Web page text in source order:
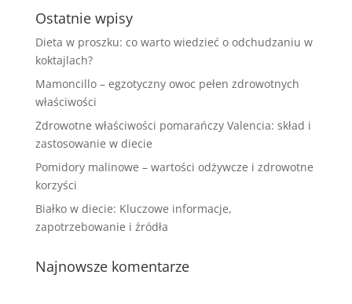
Ostatnie wpisy
Dieta w proszku: co warto wiedzieć o odchudzaniu w
koktajlach?
Mamoncillo – egzotyczny owoc pełen zdrowotnych
właściwości
Zdrowotne właściwości pomarańczy Valencia: skład i
zastosowanie w diecie
Pomidory malinowe – wartości odżywcze i zdrowotne
korzyści
Białko w diecie: Kluczowe informacje,
zapotrzebowanie i źródła
Najnowsze komentarze